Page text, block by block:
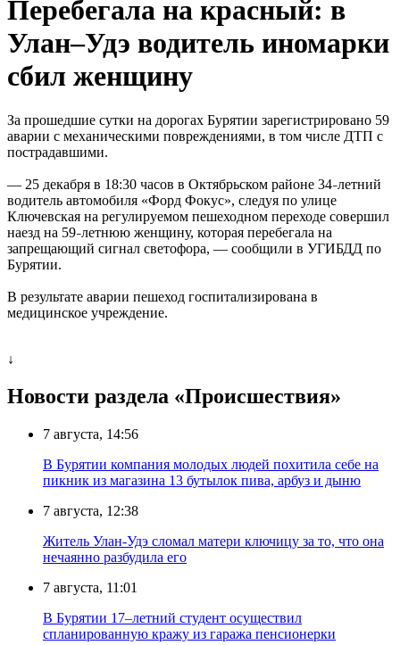
Перебегала на красный: в
Улан–Удэ водитель иномарки
сбил женщину
За прошедшие сутки на дорогах Бурятии зарегистрировано 59
аварии с механическими повреждениями, в том числе ДТП с
пострадавшими.
— 25 декабря в 18:30 часов в Октябрьском районе 34–летний
водитель автомобиля «Форд Фокус», следуя по улице
Ключевская на регулируемом пешеходном переходе совершил
наезд на 59–летнюю женщину, которая перебегала на
запрещающий сигнал светофора, — сообщили в УГИБДД по
Бурятии.
В результате аварии пешеход госпитализирована в
медицинское учреждение.
↓
Новости раздела «Происшествия»
7 августа, 14:56
В Бурятии компания молодых людей похитила себе на
пикник из магазина 13 бутылок пива, арбуз и дыню
7 августа, 12:38
Житель Улан-Удэ сломал матери ключицу за то, что она
нечаянно разбудила его
7 августа, 11:01
В Бурятии 17–летний студент осуществил
спланированную кражу из гаража пенсионерки